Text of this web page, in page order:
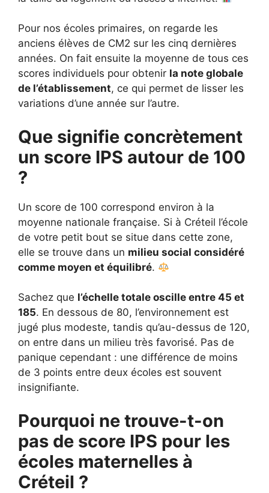
Pour nos écoles primaires, on regarde les
anciens élèves de CM2 sur les cinq dernières
années. On fait ensuite la moyenne de tous ces
scores individuels pour obtenir la note globale
de l’établissement, ce qui permet de lisser les
variations d’une année sur l’autre.
Que signifie concrètement
un score IPS autour de 100
?
Un score de 100 correspond environ à la
moyenne nationale française. Si à Créteil l’école
de votre petit bout se situe dans cette zone,
elle se trouve dans un milieu social considéré
comme moyen et équilibré.
Sachez que l’échelle totale oscille entre 45 et
185. En dessous de 80, l’environnement est
jugé plus modeste, tandis qu’au-dessus de 120,
on entre dans un milieu très favorisé. Pas de
panique cependant : une différence de moins
de 3 points entre deux écoles est souvent
insignifiante.
Pourquoi ne trouve-t-on
pas de score IPS pour les
écoles maternelles à
Créteil ?